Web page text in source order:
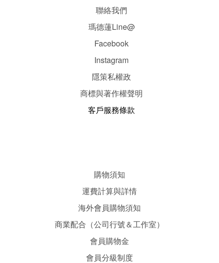
聯絡我們
瑪德蓮Line@
Facebook
Instagram
隱策私權政
商標與著作權聲明
客戶服務條款
購物須知
運費計算與詳情
海外會員購物須知
商業配合（公司行號＆工作室）
會員購物金
會員分級制度